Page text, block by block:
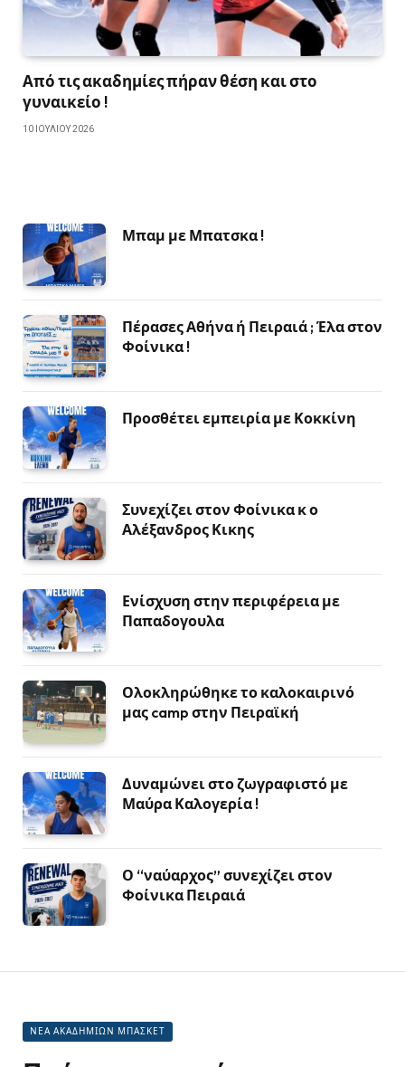
Από τις ακαδημίες πήραν θέση και στο
γυναικείο !
10 ΙΟΥΛΊΟΥ 2026
Μπαμ με Μπατσκα !
Πέρασες Αθήνα ή Πειραιά ; Έλα στον
Φοίνικα !
Προσθέτει εμπειρία με Κοκκίνη
Συνεχίζει στον Φοίνικα κ ο
Αλέξανδρος Κικης
Ενίσχυση στην περιφέρεια με
Παπαδογουλα
Ολοκληρώθηκε το καλοκαιρινό
μας camp στην Πειραϊκή
Δυναμώνει στο ζωγραφιστό με
Μαύρα Καλογερία !
Ο “ναύαρχος” συνεχίζει στον
Φοίνικα Πειραιά
ΝΕΑ ΑΚΑΔΗΜΙΩΝ ΜΠΑΣΚΕΤ